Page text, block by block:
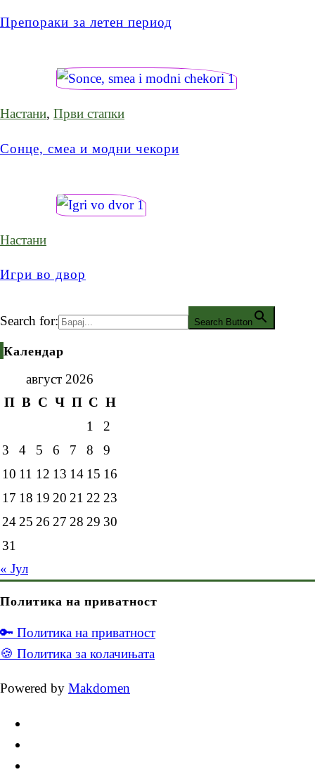
Препораки за летен период
Настани, Први стапки
Сонце, смеа и модни чекори
Настани
Игри во двор
Search for: Search Button
Календар
август 2026
П В С Ч П С Н
1
2
3
4 5 6 7 8
9
10 11 12 13 14 15 16
17 18 19 20 21 22 23
2425 26 27 28 29 30
31
« Јул
Политика на приватност
🔑 Политика на приватност
🍪 Политика за колачињата
Powered by Makdomen